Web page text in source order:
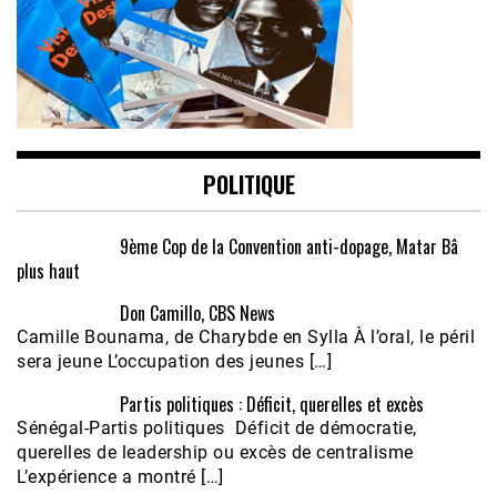
POLITIQUE
9ème Cop de la Convention anti-dopage, Matar Bâ
plus haut
Don Camillo, CBS News
Camille Bounama, de Charybde en Sylla À l’oral, le péril
sera jeune L’occupation des jeunes […]
Partis politiques : Déficit, querelles et excès
Sénégal-Partis politiques Déficit de démocratie,
querelles de leadership ou excès de centralisme
L’expérience a montré […]